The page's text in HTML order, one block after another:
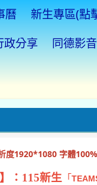
曆 新生專區(點
政分享 同德影音
度1920*1080 字體100%
：115新生 「